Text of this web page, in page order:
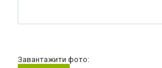
Завантажити фото: